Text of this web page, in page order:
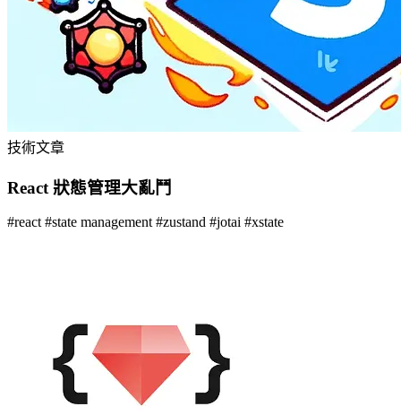
技術文章
React 狀態管理大亂鬥
#react #state management #zustand #jotai #xstate